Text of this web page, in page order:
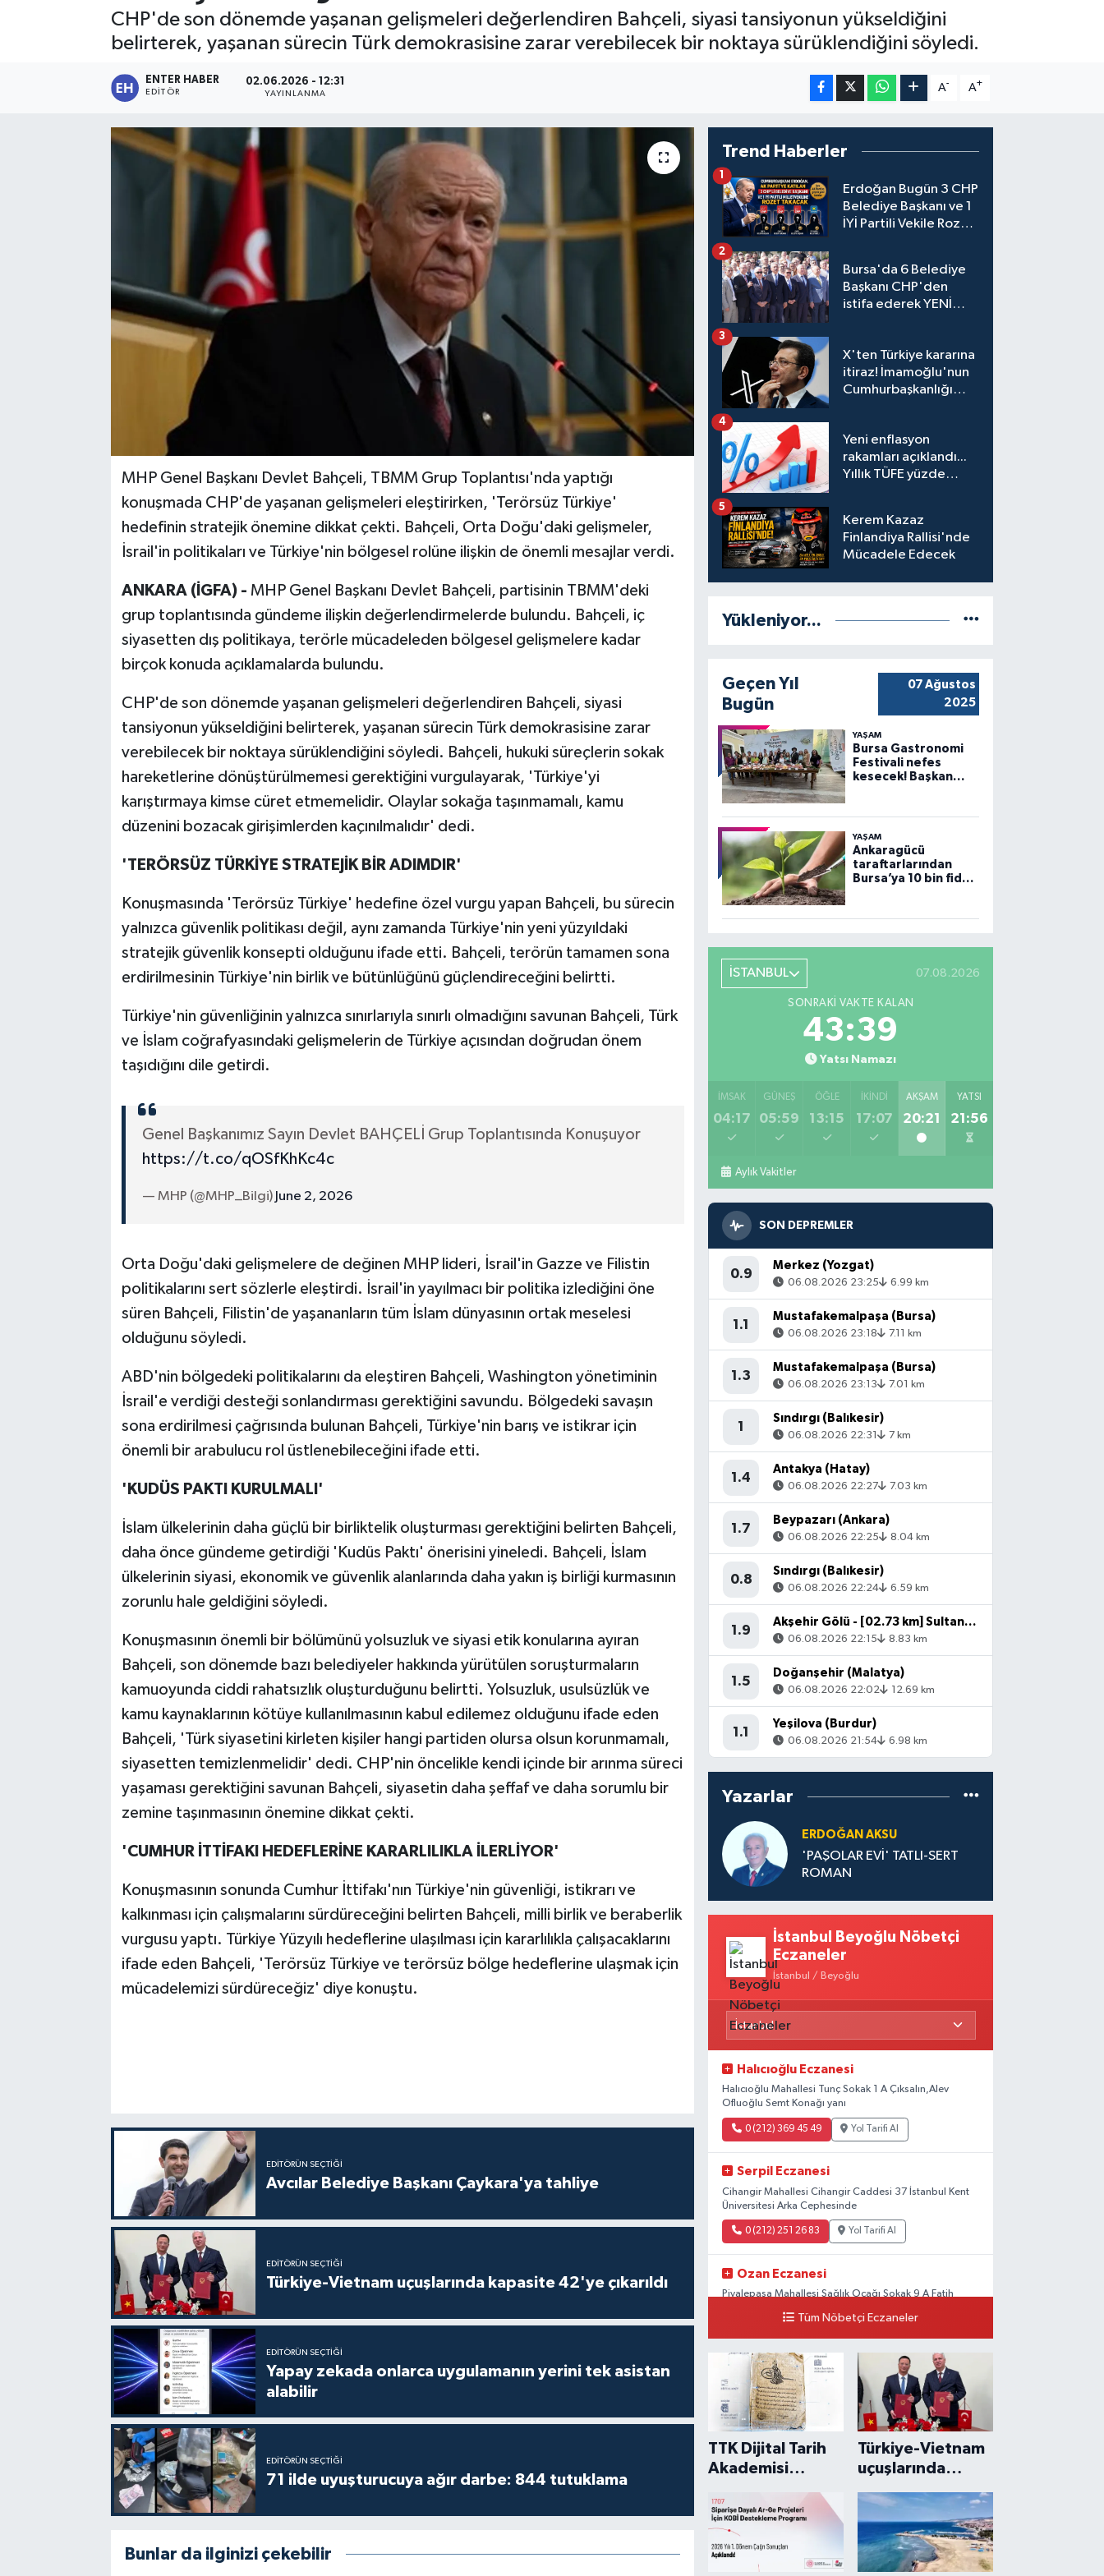
CHP'de son dönemde yaşanan gelişmeleri değerlendiren Bahçeli, siyasi tansiyonun yükseldiğini
belirterek, yaşanan sürecin Türk demokrasisine zarar verebilecek bir noktaya sürüklendiğini söyledi.
ENTER HABER
EDITÖR
02.06.2026 - 12:31
YAYINLANMA
A- A+
MHP Genel Başkanı Devlet Bahçeli, TBMM Grup Toplantısı'nda yaptığı
konuşmada CHP'de yaşanan gelişmeleri eleştirirken, 'Terörsüz Türkiye'
hedefinin stratejik önemine dikkat çekti. Bahçeli, Orta Doğu'daki gelişmeler,
İsrail'in politikaları ve Türkiye'nin bölgesel rolüne ilişkin de önemli mesajlar verdi.
ANKARA (İGFA) - MHP Genel Başkanı Devlet Bahçeli, partisinin TBMM'deki
grup toplantısında gündeme ilişkin değerlendirmelerde bulundu. Bahçeli, iç
siyasetten dış politikaya, terörle mücadeleden bölgesel gelişmelere kadar
birçok konuda açıklamalarda bulundu.
CHP'de son dönemde yaşanan gelişmeleri değerlendiren Bahçeli, siyasi
tansiyonun yükseldiğini belirterek, yaşanan sürecin Türk demokrasisine zarar
verebilecek bir noktaya sürüklendiğini söyledi. Bahçeli, hukuki süreçlerin sokak
hareketlerine dönüştürülmemesi gerektiğini vurgulayarak, 'Türkiye'yi
karıştırmaya kimse cüret etmemelidir. Olaylar sokağa taşınmamalı, kamu
düzenini bozacak girişimlerden kaçınılmalıdır' dedi.
'TERÖRSÜZ TÜRKİYE STRATEJİK BİR ADIMDIR'
Konuşmasında 'Terörsüz Türkiye' hedefine özel vurgu yapan Bahçeli, bu sürecin
yalnızca güvenlik politikası değil, aynı zamanda Türkiye'nin yeni yüzyıldaki
stratejik güvenlik konsepti olduğunu ifade etti. Bahçeli, terörün tamamen sona
erdirilmesinin Türkiye'nin birlik ve bütünlüğünü güçlendireceğini belirtti.
Türkiye'nin güvenliğinin yalnızca sınırlarıyla sınırlı olmadığını savunan Bahçeli, Türk
ve İslam coğrafyasındaki gelişmelerin de Türkiye açısından doğrudan önem
taşıdığını dile getirdi.
Genel Başkanımız Sayın Devlet BAHÇELİ Grup Toplantısında Konuşuyor
https://t.co/qOSfKhKc4c
— MHP (@MHP_Bilgi) June 2, 2026
Orta Doğu'daki gelişmelere de değinen MHP lideri, İsrail'in Gazze ve Filistin
politikalarını sert sözlerle eleştirdi. İsrail'in yayılmacı bir politika izlediğini öne
süren Bahçeli, Filistin'de yaşananların tüm İslam dünyasının ortak meselesi
olduğunu söyledi.
ABD'nin bölgedeki politikalarını da eleştiren Bahçeli, Washington yönetiminin
İsrail'e verdiği desteği sonlandırması gerektiğini savundu. Bölgedeki savaşın
sona erdirilmesi çağrısında bulunan Bahçeli, Türkiye'nin barış ve istikrar için
önemli bir arabulucu rol üstlenebileceğini ifade etti.
'KUDÜS PAKTI KURULMALI'
İslam ülkelerinin daha güçlü bir birliktelik oluşturması gerektiğini belirten Bahçeli,
daha önce gündeme getirdiği 'Kudüs Paktı' önerisini yineledi. Bahçeli, İslam
ülkelerinin siyasi, ekonomik ve güvenlik alanlarında daha yakın iş birliği kurmasının
zorunlu hale geldiğini söyledi.
Konuşmasının önemli bir bölümünü yolsuzluk ve siyasi etik konularına ayıran
Bahçeli, son dönemde bazı belediyeler hakkında yürütülen soruşturmaların
kamuoyunda ciddi rahatsızlık oluşturduğunu belirtti. Yolsuzluk, usulsüzlük ve
kamu kaynaklarının kötüye kullanılmasının kabul edilemez olduğunu ifade eden
Bahçeli, 'Türk siyasetini kirleten kişiler hangi partiden olursa olsun korunmamalı,
siyasetten temizlenmelidir' dedi. CHP'nin öncelikle kendi içinde bir arınma süreci
yaşaması gerektiğini savunan Bahçeli, siyasetin daha şeffaf ve daha sorumlu bir
zemine taşınmasının önemine dikkat çekti.
'CUMHUR İTTİFAKI HEDEFLERİNE KARARLILIKLA İLERLİYOR'
Konuşmasının sonunda Cumhur İttifakı'nın Türkiye'nin güvenliği, istikrarı ve
kalkınması için çalışmalarını sürdüreceğini belirten Bahçeli, milli birlik ve beraberlik
vurgusu yaptı. Türkiye Yüzyılı hedeflerine ulaşılması için kararlılıkla çalışacaklarını
ifade eden Bahçeli, 'Terörsüz Türkiye ve terörsüz bölge hedeflerine ulaşmak için
mücadelemizi sürdüreceğiz' diye konuştu.
EDITÖRÜN SEÇTIĞI
Avcılar Belediye Başkanı Çaykara'ya tahliye
EDITÖRÜN SEÇTIĞI
Türkiye-Vietnam uçuşlarında kapasite 42'ye çıkarıldı
EDITÖRÜN SEÇTIĞI
Yapay zekada onlarca uygulamanın yerini tek asistan
alabilir
EDITÖRÜN SEÇTIĞI
71 ilde uyuşturucuya ağır darbe: 844 tutuklama
Bunlar da ilginizi çekebilir
Trend Haberler
Erdoğan Bugün 3 CHP
Belediye Başkanı ve 1
İYİ Partili Vekile Rozet
1
Bursa'da 6 Belediye
Başkanı CHP'den
istifa ederek YENİ
2
X'ten Türkiye kararına
itiraz! İmamoğlu'nun
Cumhurbaşkanlığı
engeli mahkemeye
taşındı
3
Yeni enflasyon
rakamları açıklandı...
Yıllık TÜFE yüzde
4
Kerem Kazaz
Finlandiya Rallisi'nde
Mücadele Edecek
5
Yükleniyor...
Geçen Yıl
Bugün
07 Ağustos
2025
YAŞAM
Bursa Gastronomi
Festivali nefes
kesecek! Başkan
açıklama
YAŞAM
Ankaragücü
taraftarlarından
Bursa’ya 10 bin fidan
İSTANBUL 07.08.2026
SONRAKI VAKTE KALAN
43:38
Yatsı Namazı
İMSAK
04:17
GÜNEŞ
05:59
ÖĞLE
13:15
İKINDI
17:07
AKŞAM
20:21
YATSI
21:56
Aylık Vakitler
SON DEPREMLER
0.9
Merkez (Yozgat)
06.08.2026 23:25 6.99 km
1.1
Mustafakemalpaşa (Bursa)
06.08.2026 23:18 7.11 km
1.3
Mustafakemalpaşa (Bursa)
06.08.2026 23:13 7.01 km
1
Sındırgı (Balıkesir)
06.08.2026 22:31 7 km
1.4
Antakya (Hatay)
06.08.2026 22:27 7.03 km
1.7
Beypazarı (Ankara)
06.08.2026 22:25 8.04 km
0.8
Sındırgı (Balıkesir)
06.08.2026 22:24 6.59 km
1.9
Akşehir Gölü - [02.73 km] Sultandağı (Afyonkarahisar)
06.08.2026 22:15 8.83 km
1.5
Doğanşehir (Malatya)
06.08.2026 22:02 12.69 km
1.1
Yeşilova (Burdur)
06.08.2026 21:54 6.98 km
Yazarlar
ERDOĞAN AKSU
'PAŞOLAR EVİ' TATLI-SERT
ROMAN
İstanbul Beyoğlu Nöbetçi
Eczaneler
İstanbul / Beyoğlu
Halıcıoğlu Eczanesi
Halıcıoğlu Mahallesi Tunç Sokak 1 A Çıksalın,Alev
Ofluoğlu Semt Konağı yanı
0 (212) 369 45 49 Yol Tarifi Al
Serpil Eczanesi
Cihangir Mahallesi Cihangir Caddesi 37 İstanbul Kent
Üniversitesi Arka Cephesinde
0 (212) 251 26 83 Yol Tarifi Al
Ozan Eczanesi
Piyalepaşa Mahallesi Sağlık Ocağı Sokak 9 A Fatih
Tüm Nöbetçi Eczaneler
TTK Dijital Tarih
Akademisi
Türkiye-Vietnam
uçuşlarında
çıkarıldı
KÜLTÜR SANAT